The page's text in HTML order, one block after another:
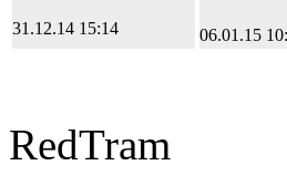
31.12.14 15:14 06.01.15
RedTram